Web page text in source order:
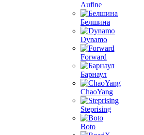
Aufine
Белшина
Dynamo
Forward
Барнаул
ChaoYang
Steprising
Boto